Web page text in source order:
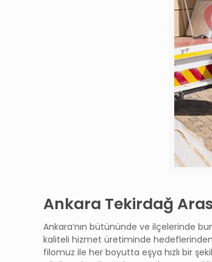
Ankara Tekirdağ
Ankara’nın bütününde ve ilçelerinde
kaliteli hizmet üretiminde
filomuz ile her boyutta eşya hızlı bir